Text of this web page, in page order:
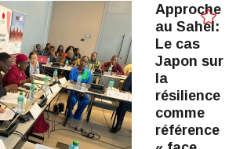
Approche
au Sahel:
Le cas
Japon sur
la
résilience
comme
référence